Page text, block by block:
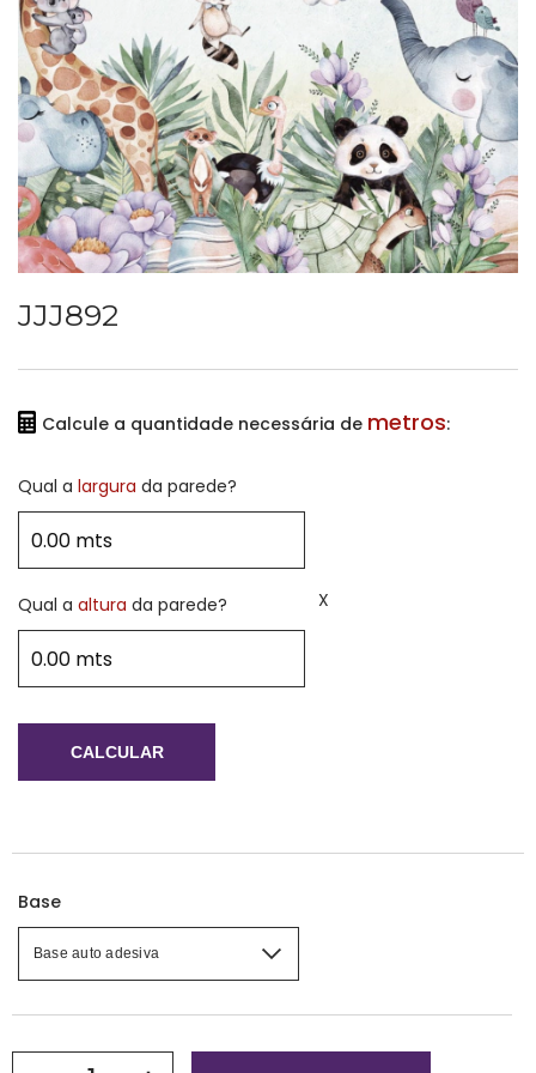
JJJ892
Calcule a quantidade necessária de metros:
Qual a largura da parede?
X
Qual a altura da parede?
CALCULAR
Base